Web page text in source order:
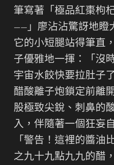
筆寫著「極品紅棗枸
——」廖沾沾驚訝地瞪
它的小短腿站得筆直
子優雅地一揮：「沒
宇宙水餃快要拉肚子
醋酸離子炮鎖定前離
股極致尖銳、刺鼻的
入，伴隨著一個狂妄
「警告！這裡的醬油
之九十九點九九的醋